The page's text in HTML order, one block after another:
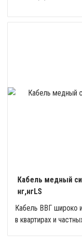
Кабель медный
нг,нгLS
Кабель ВВГ широко
в квартирах и